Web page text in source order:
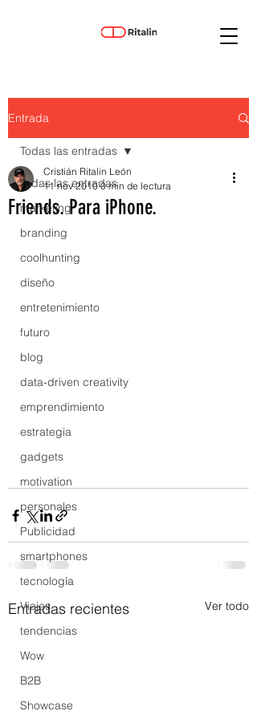
Entrada
Todas las entradas
marketing
branding
coolhunting
diseño
entretenimiento
futuro
blog
data-driven creativity
emprendimiento
estrategia
gadgets
motivation
personales
Publicidad
smartphones
tecnología
Viajes
tendencias
Wow
B2B
Showcase
Todas las entradas
Friends. Para iPhone.
Cristián Ritalin León
11 nov 2010 0 min de lectura
Entradas recientes Ver todo